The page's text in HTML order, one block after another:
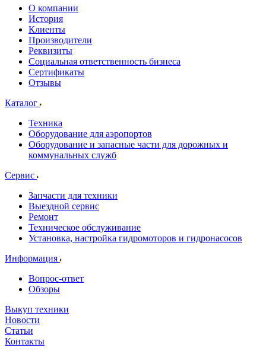
О компании
История
Клиенты
Производители
Реквизиты
Социальная ответственность бизнеса
Сертификаты
Отзывы
Каталог
Техника
Оборудование для аэропортов
Оборудование и запасные части для дорожных и
коммунальных служб
Сервис
Запчасти для техники
Выездной сервис
Ремонт
Техническое обслуживание
Установка, настройка гидромоторов и гидронасосов
Информация
Вопрос-ответ
Обзоры
Выкуп техники
Новости
Статьи
Контакты